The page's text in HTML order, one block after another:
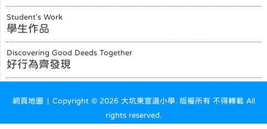
Student's Work
學生作品
Discovering Good Deeds Together
好行為齊發現
網頁地圖 | Copyright © 2026 大坑東宣道小學. 版權所有 不得轉載 All
rights reserved.